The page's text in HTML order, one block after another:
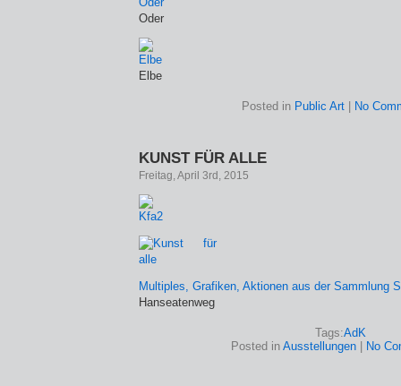
Oder
Elbe
Posted in Public Art No
KUNST FÜR ALLE
Freitag, April 3rd, 2015
Multiples, Grafiken, Aktionen aus der Sammlung
Hanseatenweg
Tags:AdK
Posted in Ausstellungen| No